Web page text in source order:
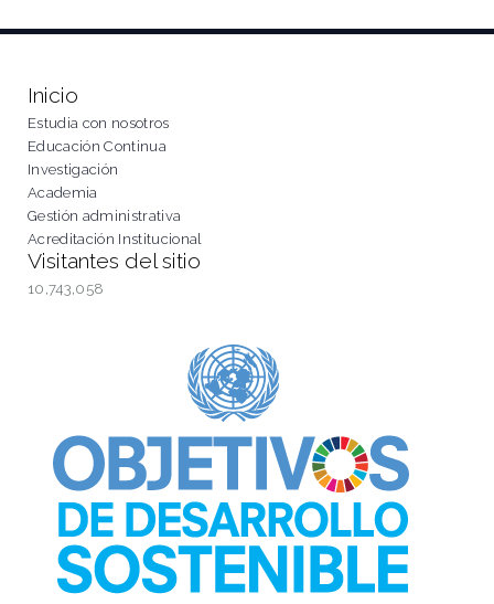
Inicio
Estudia con nosotros
Educación Continua
Investigación
Academia
Gestión administrativa
Acreditación Institucional
Visitantes del sitio
10,743,058